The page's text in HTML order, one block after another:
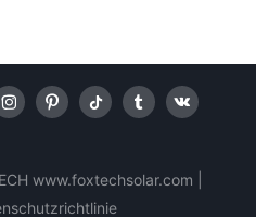
www.foxtechsolar.com